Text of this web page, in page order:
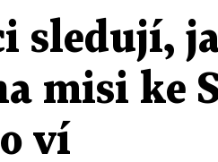
sledují,
misi ke
ví